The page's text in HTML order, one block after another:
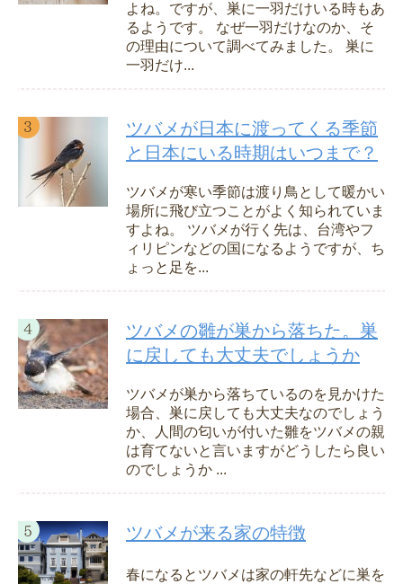
よね。ですが、巣に一羽だけいる時もあ
るようです。 なぜ一羽だけなのか、そ
の理由について調べてみました。 巣に
一羽だけ...
ツバメが日本に渡ってくる季節
と日本にいる時期はいつまで？
ツバメが寒い季節は渡り鳥として暖かい
場所に飛び立つことがよく知られていま
すよね。 ツバメが行く先は、台湾やフ
ィリピンなどの国になるようですが、ち
ょっと足を...
ツバメの雛が巣から落ちた。巣
に戻しても大丈夫でしょうか
ツバメが巣から落ちているのを見かけた
場合、巣に戻しても大丈夫なのでしょう
か、人間の匂いが付いた雛をツバメの親
は育てないと言いますがどうしたら良い
のでしょうか ...
ツバメが来る家の特徴
春になるとツバメは家の軒先などに巣を